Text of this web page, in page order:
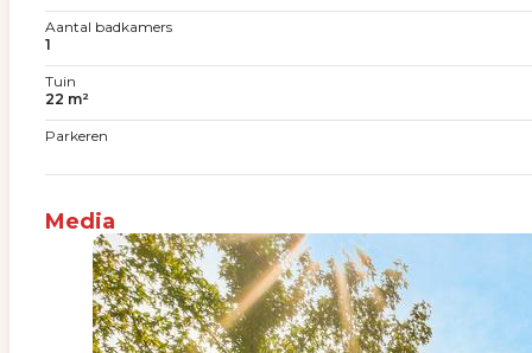
Aantal badkamers
1
Tuin
22 m²
Parkeren
Media